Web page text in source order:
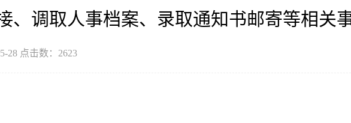
、调取人事档案、录取通知书邮寄等相关
28 点击数： 2623